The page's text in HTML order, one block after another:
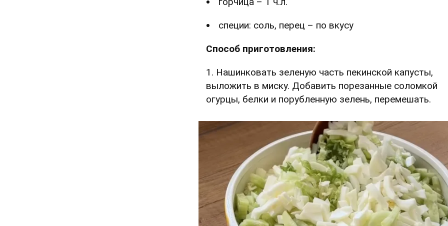
специи: соль, перец – по вкусу
Способ приготовления:
1. Нашинковать зеленую часть пекинской капусты,
выложить в миску. Добавить порезанные соломкой
огурцы, белки и порубленную зелень, перемешать.